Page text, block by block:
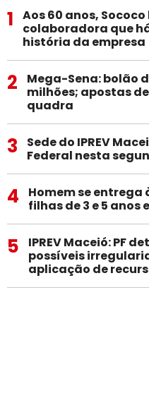
1
Aos 60 anos,
colaboradora que
história da empresa
2
Mega-Sena: bolão
milhões; apostas
quadra
3
Sede do IPREV
Federal nesta
4
Homem se
filhas de 3 e 5 anos
5
IPREV Maceió: PF
possíveis
aplicação de